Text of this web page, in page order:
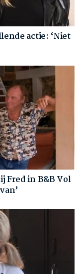
actie: ‘Niet
Fred in B&B Vol